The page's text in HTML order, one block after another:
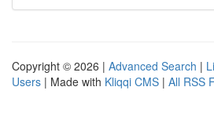
Copyright © 2026 | Advanced Search |
Users | Made with Kliqqi CMS | All RSS